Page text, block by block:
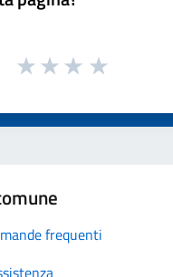
frequenti